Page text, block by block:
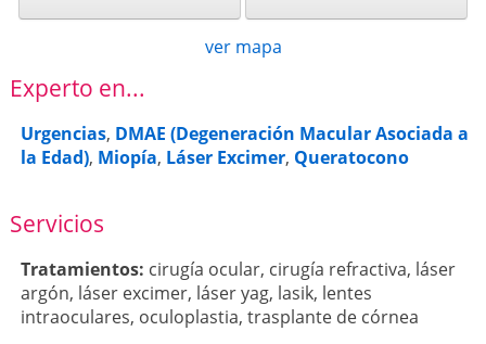
ver mapa
Experto en...
Urgencias, DMAE (Degeneración Macular Asociada a
la Edad), Miopía, Láser Excimer, Queratocono
Servicios
Tratamientos: cirugía ocular, cirugía refractiva, láser
argón, láser excimer, láser yag, lasik, lentes
intraoculares, oculoplastia, trasplante de córnea